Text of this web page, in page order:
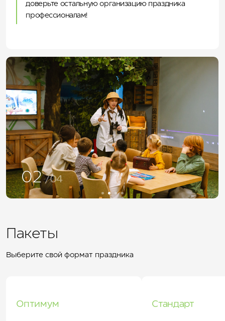
доверьте остальную организацию праздника
профессионалам!
03 /04
Пакеты
Выберите свой формат праздника
Оптимум Стандарт